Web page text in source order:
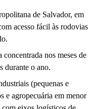
de Salvador, em
acesso fácil às rodovias
nos meses de
durante o ano.
(pequenas e
e agropecuária em menor